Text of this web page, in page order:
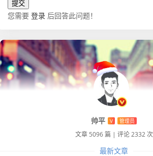
您需要 登录 后回答此问题！
帅平 V 管理员
文章 5096 篇 | 评论 2332 次
最新文章